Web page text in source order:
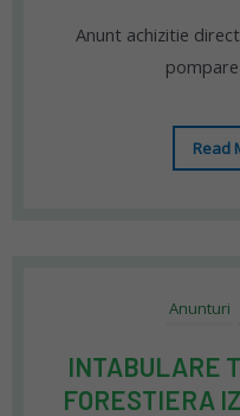
Anunt achizitie
Read
Anunturi
INTABULARE
FORESTIERA